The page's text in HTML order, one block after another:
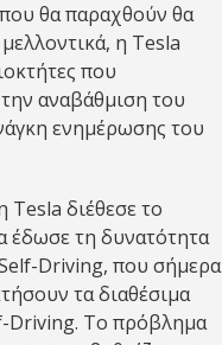
θα παραχθούν θα
η Tesla
που
αναβάθμιση του
ενημέρωσης του
διέθεσε το
έδωσε τη δυνατότητα
Driving, που σήμερα
τα διαθέσιμα
Driving. Το πρόβλημα